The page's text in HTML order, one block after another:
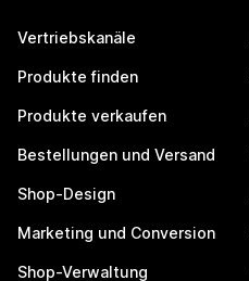
Vertriebskanäle
Produkte finden
Produkte verkaufen
Bestellungen und Versand
Shop-Design
Marketing und Conversion
Shop-Verwaltung